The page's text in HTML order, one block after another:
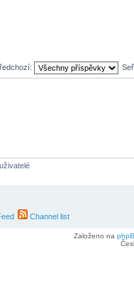
Channel list
Založeno na